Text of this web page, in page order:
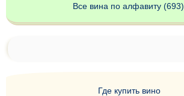
Все вина по алфавиту (693)
Где купить вино